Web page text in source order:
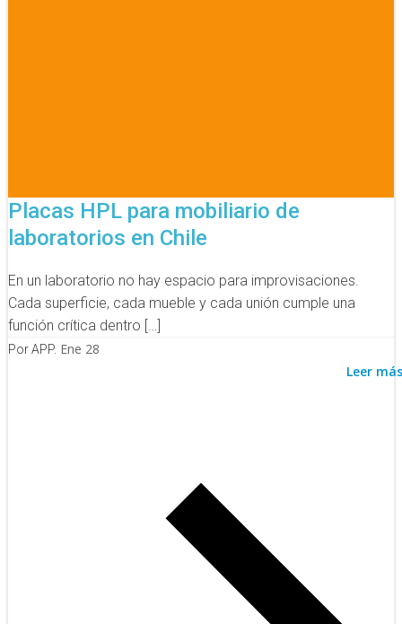
Placas HPL para mobiliario de
laboratorios en Chile
En un laboratorio no hay espacio para improvisaciones.
Cada superficie, cada mueble y cada unión cumple una
función crítica dentro […]
Por APP. Ene 28
Leer más